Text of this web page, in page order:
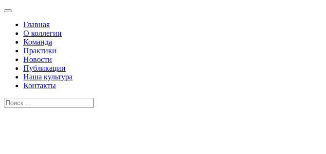
Главная
О коллегии
Команда
Практики
Новости
Публикации
Наша культура
Контакты